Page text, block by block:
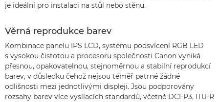
je ideální pro instalaci na stůl nebo stěnu.
Věrná reprodukce barev
Kombinace panelu IPS LCD, systému podsvícení RGB LED
s vysokou čistotou a procesoru společnosti Canon vyniká
přesnou, opakovatelnou, stejnoměrnou a stabilní reprodukcí
barev, v důsledku čehož nejsou téměř patrné žádné
odlišnosti mezi jednotlivými displeji. Jsou podporovány
rozsahy barev více vysílacích standardů, včetně DCI-P3, ITU-R